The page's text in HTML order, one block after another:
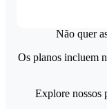
Não quer
Os planos incluem
Explore nossos